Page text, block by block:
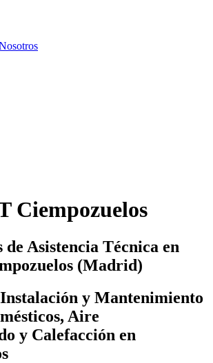
Ciempozuelos
de Asistencia Técnica en
(Madrid)
y Mantenimiento
Aire
y Calefacción en